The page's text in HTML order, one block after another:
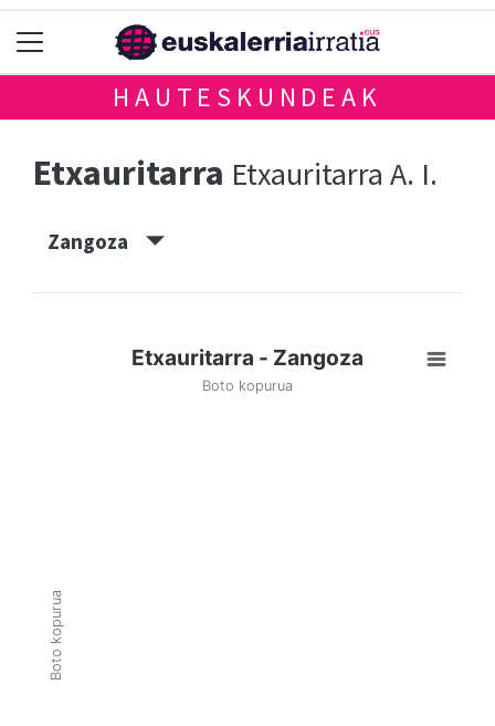
HAUTESKUNDEAK
Etxauritarra Etxauritarra A. I.
Zangoza
Boto kopurua
Etxauritarra - Zangoza
Boto kopurua